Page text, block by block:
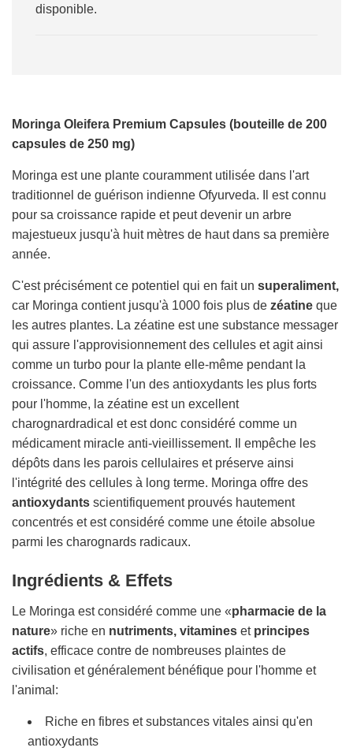
.
.
disponible.
Moringa Oleifera Premium Capsules (bouteille de 200
capsules de 250 mg)
Moringa est une plante couramment utilisée dans l'art
traditionnel de guérison indienne Ofyurveda. Il est connu
pour sa croissance rapide et peut devenir un arbre
majestueux jusqu'à huit mètres de haut dans sa première
année.
C'est précisément ce potentiel qui en fait un superaliment,
car Moringa contient jusqu'à 1000 fois plus de zéatine que
les autres plantes. La zéatine est une substance messager
qui assure l'approvisionnement des cellules et agit ainsi
comme un turbo pour la plante elle-même pendant la
croissance. Comme l'un des antioxydants les plus forts
pour l'homme, la zéatine est un excellent
charognardradical et est donc considéré comme un
médicament miracle anti-vieillissement. Il empêche les
dépôts dans les parois cellulaires et préserve ainsi
l'intégrité des cellules à long terme. Moringa offre des
antioxydants scientifiquement prouvés hautement
concentrés et est considéré comme une étoile absolue
parmi les charognards radicaux.
Ingrédients & Effets
Le Moringa est considéré comme une «pharmacie de la
nature» riche en nutriments, vitamines et principes
actifs, efficace contre de nombreuses plaintes de
civilisation et généralement bénéfique pour l'homme et
l'animal:
Riche en fibres et substances vitales ainsi qu'en
antioxydants